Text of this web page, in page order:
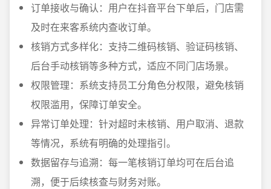
订单接收与确认：用户在抖音平台下单后，门店需
及时在来客系统内查收订单。
核销方式多样化：支持二维码核销、验证码核销、
后台手动核销等多种方式，适应不同门店场景。
权限管理：系统支持员工分角色分权限，避免核销
权限滥用，保障订单安全。
异常订单处理：针对超时未核销、用户取消、退款
等情况，系统有明确的处理指引。
数据留存与追溯：每一笔核销订单均可在后台追
溯，便于后续核查与财务对账。